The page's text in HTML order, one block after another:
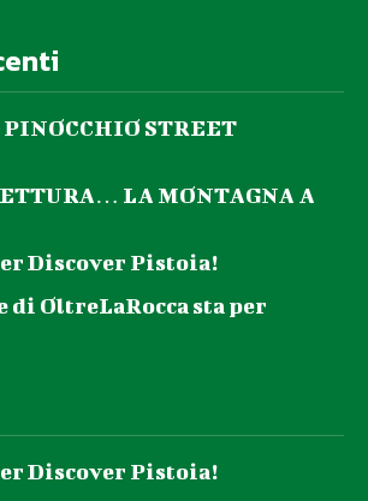
STREET
LA MONTAGNA A
Discover Pistoia!
di OltreLaRocca sta per
Discover Pistoia!